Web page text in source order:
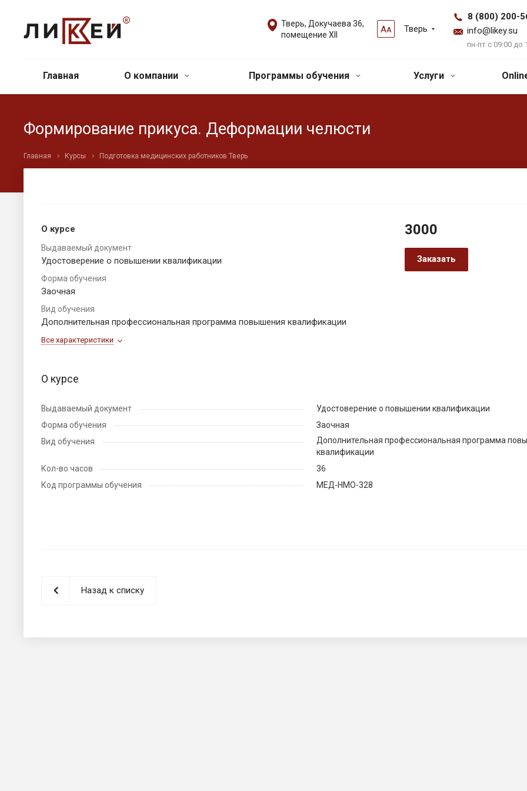
АА Тверь
8 (800) 200-
info@likey.su
пн-пт с 09:00 до
Тверь, Докучаева 36,
помещение XII
Главная О компании Программы обучения Услуги
Формирование прикуса. Деформации челюсти
Главная Курсы Подготовка медицинских работников Тверь
О курсе
Выдаваемый документ
Удостоверение о повышении квалификации
Форма обучения
Заочная
Вид обучения
Дополнительная профессиональная программа повышения квалификации
Все характеристики
3000
Заказать
О курсе
Выдаваемый документ
Удостоверение о повышении квалификации
Форма обучения
Заочная
Вид обучения
Дополнительная профессиональная программа
квалификации
Кол-во часов
36
Код программы обучения
МЕД-НМО-328
Назад к списку